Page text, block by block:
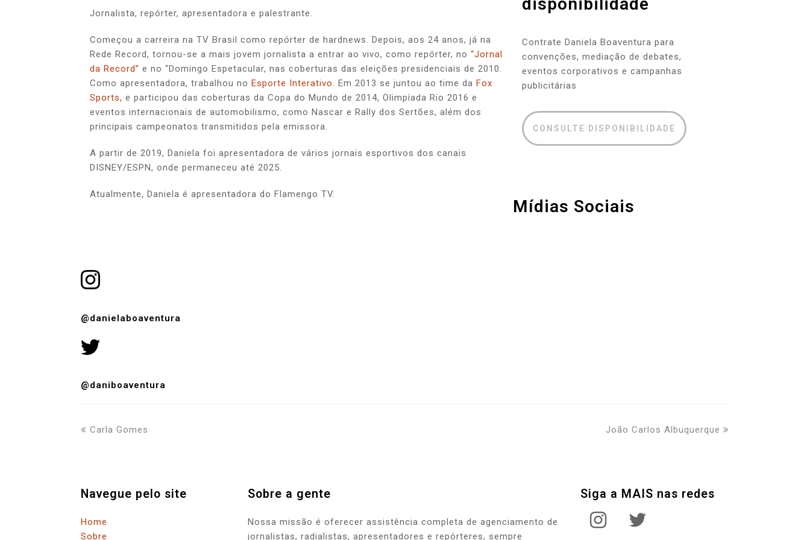
Jornalista, repórter, apresentadora e palestrante.
Começou a carreira na TV Brasil como repórter de hardnews. Depois, aos 24 anos, já na
Rede Record, tornou-se a mais jovem jornalista a entrar ao vivo, como repórter, no“Jornal
da Record” e no “Domingo Espetacular, nas coberturas das eleições presidenciais de 2010.
Como apresentadora, trabalhou noEsporte Interativo. Em 2013 se juntou ao time daFox
Sports, e participou das coberturas da Copa do Mundo de 2014, Olimpíada Rio 2016 e
eventos internacionais de automobilismo, como Nascar e Rally dos Sertões, além dos
principais campeonatos transmitidos pela emissora.
A partir de 2019, Daniela foi apresentadora de vários jornais esportivos dos canais
DISNEY/ESPN, onde permaneceu até 2025.
Atualmente, Daniela é apresentadora do Flamengo TV.
Contrate Daniela Boaventura para
convenções, mediação de debates,
eventos corporativos e campanhas
publicitárias
CONSULTE DISPONIBILIDADE
Mídias Sociais
@danielaboaventura
@daniboaventura
previous
Carla Gomes
next
João Carlos Albuquerque
Navegue pelo site
Home
Sobre
Sobre a gente
Nossa missão é oferecer assistência completa de agenciamento de
jornalistas, radialistas, apresentadores e repórteres, sempre
Siga a MAIS nas redes
instagram